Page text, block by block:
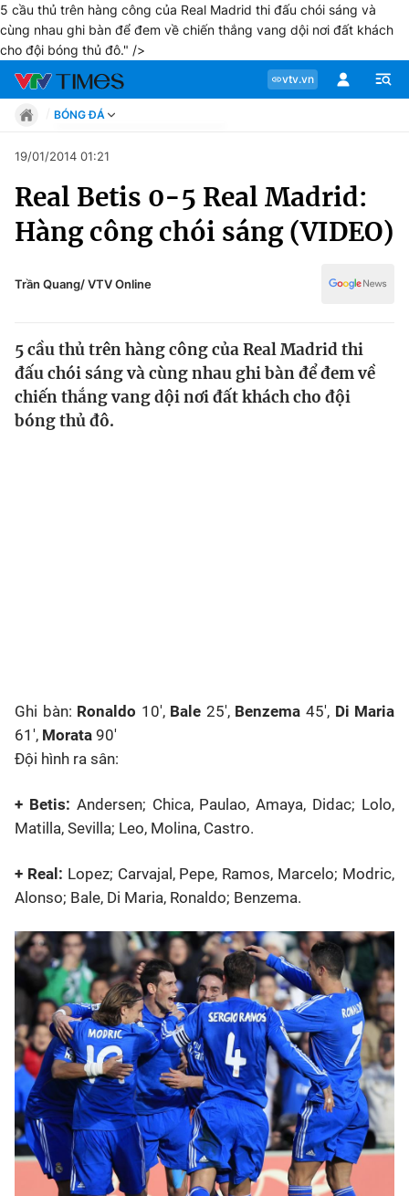
5 cầu thủ trên hàng công của Real Madrid thi đấu chói sáng và
cùng nhau ghi bàn để đem về chiến thắng vang dội nơi đất khách
cho đội bóng thủ đô." />
vtv.vn
Chuyên mục
Tin tức
Phong cách
Chân dung
Bên lề
BÓNG ĐÁ
Move
Phong cách
Sự kiện
Thể thao điện tử
Bên lề
19/01/2014 01:21
Real Betis 0-5 Real Madrid:
Hàng công chói sáng (VIDEO)
Trần Quang/ VTV Online
5 cầu thủ trên hàng công của Real Madrid thi
đấu chói sáng và cùng nhau ghi bàn để đem về
chiến thắng vang dội nơi đất khách cho đội
bóng thủ đô.
Ghi bàn: Ronaldo 10', Bale 25', Benzema 45', Di Maria
61', Morata 90'
Đội hình ra sân:
+ Betis: Andersen; Chica, Paulao, Amaya, Didac; Lolo,
Matilla, Sevilla; Leo, Molina, Castro.
+ Real: Lopez; Carvajal, Pepe, Ramos, Marcelo; Modric,
Alonso; Bale, Di Maria, Ronaldo; Benzema.